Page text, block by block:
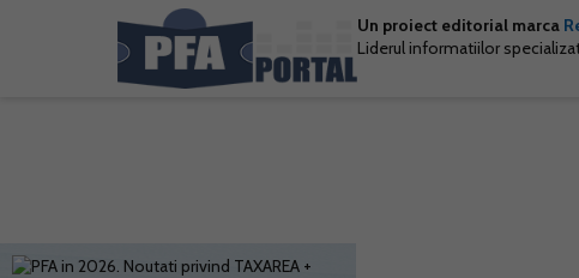
Un proiect editorial marca
Liderul informatiilor